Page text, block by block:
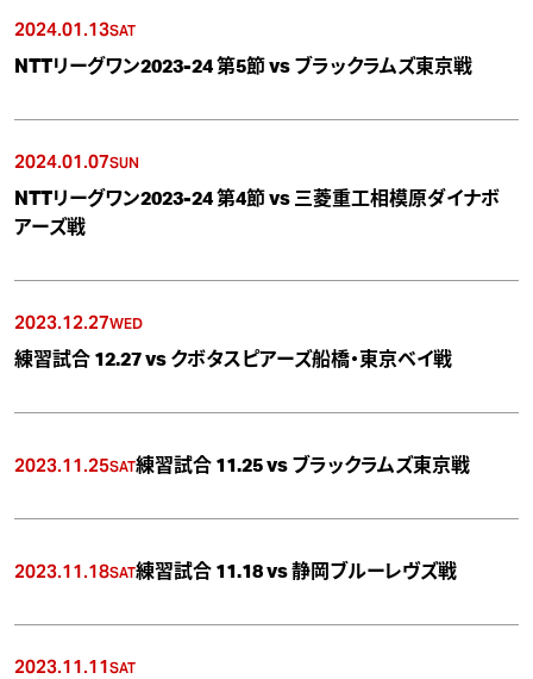
2024.01.13SAT
NTTリーグワン2023-24 第5節 vs ブラックラムズ東京戦
2024.01.07SUN
NTTリーグワン2023-24 第4節 vs 三菱重工相模原ダイナボ
アーズ戦
2023.12.27WED
練習試合 12.27 vs クボタスピアーズ船橋・東京ベイ戦
2023.11.25SAT練習試合 11.25 vs ブラックラムズ東京戦
2023.11.18SAT練習試合 11.18 vs 静岡ブルーレヴズ戦
2023.11.11SAT